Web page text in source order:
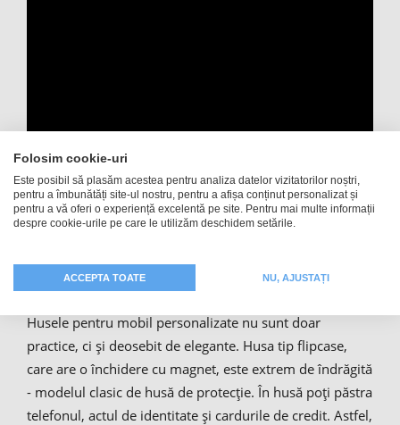
Carcasă foto de protecție cu o
imagine proprie
Husele pentru mobil personalizate nu sunt doar
practice, ci și deosebit de elegante. Husa tip flipcase,
care are o închidere cu magnet, este extrem de îndrăgită
- modelul clasic de husă de protecție. În husă poți păstra
telefonul, actul de identitate și cardurile de credit. Astfel,
Folosim cookie-uri
Este posibil să plasăm acestea pentru analiza datelor vizitatorilor noștri,
pentru a îmbunătăți site-ul nostru, pentru a afișa conținut personalizat și
pentru a vă oferi o experiență excelentă pe site. Pentru mai multe informații
despre cookie-urile pe care le utilizăm deschidem setările.
ACCEPTA TOATE NU, AJUSTAȚI